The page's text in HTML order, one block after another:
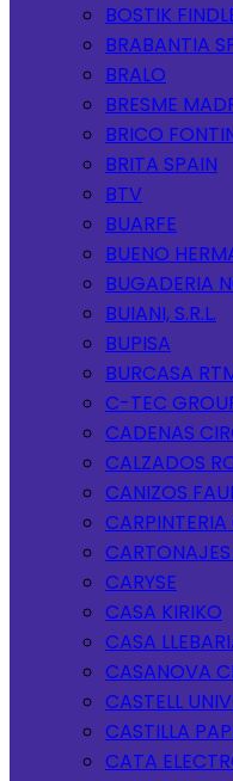
BOSTIK
BRABANTIA
BRALO
BRESME
BRICO
BRITA SPAIN
BTV
BUARFE
BUENO
BUGADERIA
BUIANI, S.R.L.
BUPISA
BURCASA
C-TEC
CADENAS
CALZADOS
CANIZOS
CARPINTERIA
CARYSE
CASA KIRIKO
CASA
CASANOVA
CASTELL
CASTILLA
CATA